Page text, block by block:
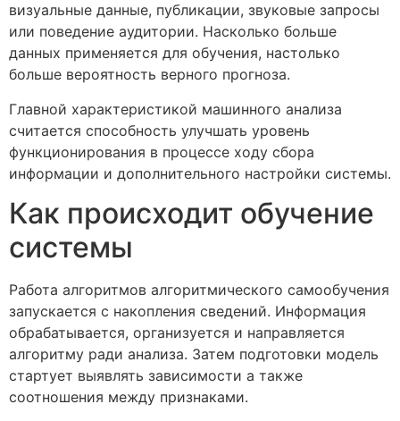
визуальные данные, публикации, звуковые запросы
или поведение аудитории. Насколько больше
данных применяется для обучения, настолько
больше вероятность верного прогноза.
Главной характеристикой машинного анализа
считается способность улучшать уровень
функционирования в процессе ходу сбора
информации и дополнительного настройки системы.
Как происходит обучение
системы
Работа алгоритмов алгоритмического самообучения
запускается с накопления сведений. Информация
обрабатывается, организуется и направляется
алгоритму ради анализа. Затем подготовки модель
стартует выявлять зависимости а также
соотношения между признаками.